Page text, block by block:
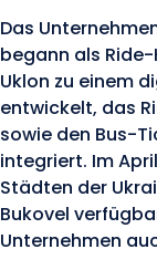
Das
begann als
Uklon zu einem
entwickelt, das
sowie den Bus-
integriert. Im
Städten der
Bukovel
Unternehmen